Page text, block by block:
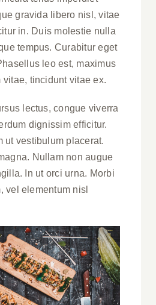
gravida libero nisl, vitae
in. Duis molestie nulla
tempus. Curabitur eget
leo est, maximus
vitae, tincidunt vitae ex.
lectus, congue viverra
dignissim efficitur.
ut vestibulum placerat.
Nullam non augue
In ut orci urna. Morbi
vel elementum nisl